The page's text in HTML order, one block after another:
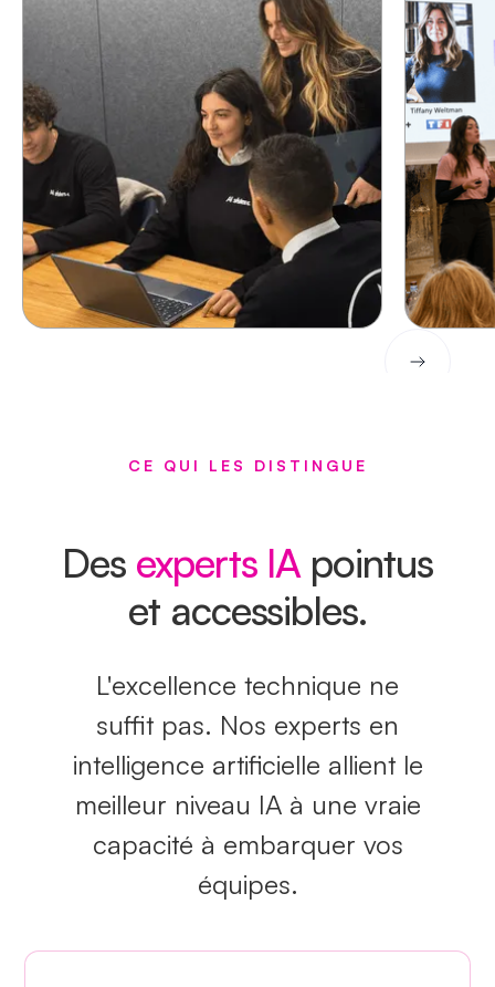
CE QUI LES DISTINGUE
Des experts IApointus
et accessibles.
L'excellence technique ne
suffit pas. Nos experts en
intelligence artificielle allient le
meilleur niveau IA à une vraie
capacité à embarquer vos
équipes.